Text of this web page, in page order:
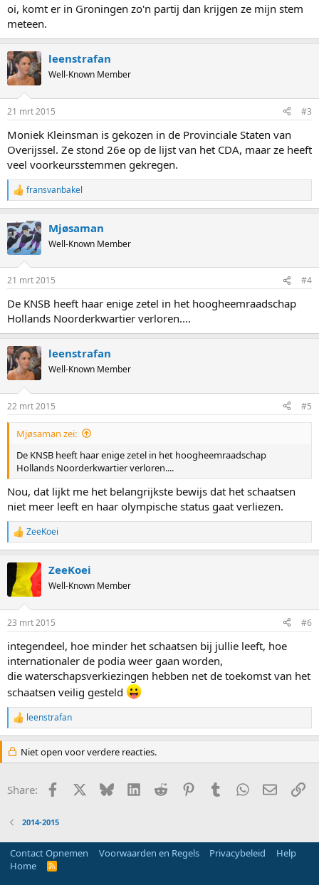
oi, komt er in Groningen zo'n partij dan krijgen ze mijn stem
meteen.
leenstrafan
Well-Known Member
21 mrt 2015 #3
Moniek Kleinsman is gekozen in de Provinciale Staten van
Overijssel. Ze stond 26e op de lijst van het CDA, maar ze heeft
veel voorkeursstemmen gekregen.
R
e
c
t
i
s
fransvanbakel
Mjøsaman
Well-Known Member
21 mrt 2015 #4
De KNSB heeft haar enige zetel in het hoogheemraadschap
Hollands Noorderkwartier verloren....
leenstrafan
Well-Known Member
22 mrt 2015 #5
Mjøsaman zei:
De KNSB heeft haar enige zetel in het hoogheemraadschap
Hollands Noorderkwartier verloren....
Nou, dat lijkt me het belangrijkste bewijs dat het schaatsen
niet meer leeft en haar olympische status gaat verliezen.
R
e
t
i
s
ZeeKoei
ZeeKoei
Well-Known Member
23 mrt 2015 #6
integendeel, hoe minder het schaatsen bij jullie leeft, hoe
internationaler de podia weer gaan worden,
die waterschapsverkiezingen hebben net de toekomst van het
schaatsen veilig gesteld
R
e
a
c
t
o
:
leenstrafan
Niet open voor verdere reacties.
Share: Facebook Bluesky LinkedInReddit PinterestTumblrWhatsApp
E-mail
2014-2015
Contact Opnemen Voorwaarden en Regels Privacybeleid
Help
Home
R